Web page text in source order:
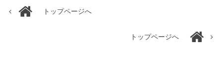
トップページへ
トップページへ